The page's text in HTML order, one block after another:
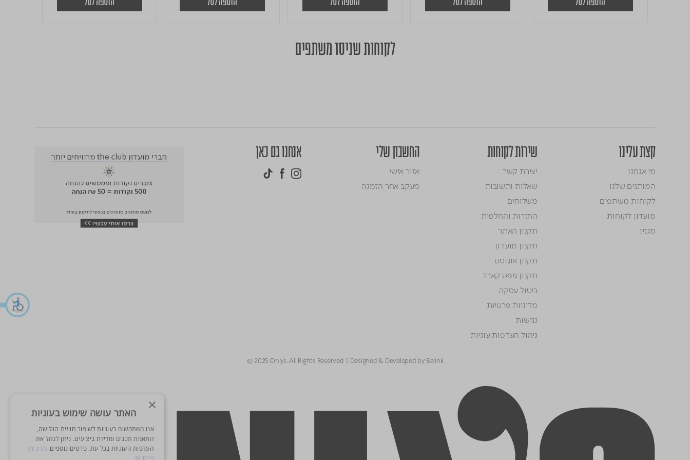
הוספה לסל הוספה לסל הוספה לסל הוספה לסל הוספה לסל
לקוחות שניסו משתפים
קצת עלינו
מי אנחנו
המותגים שלנו
לקוחות משתפים
מועדון לקוחות
מגזין
שירות לקוחות
יצירת קשר
שאלות ותשובות
משלוחים
החזרות והחלפות
תקנון האתר
תקנון מועדון
תקנון אוגוסט
תקנון גיפט קארד
ביטול עסקה
מדיניות פרטיות
נגישות
ניהול העדפות עוגיות
החשבון שלי
אזור אישי
מעקב אחר הזמנה
אנחנו גם כאן
© 2025 Onlys. All Rights Reserved Designed & Developed by Balink
× האתר עושה שימוש בעוגיות
אנו משתמשים בעוגיות לשיפור חוויית הגלישה,
התאמת תכנים ומדידת ביצועים. ניתן לנהל את
העדפות העוגיות בכל עת. פרטים נוספים. מדיניות
פרטיות